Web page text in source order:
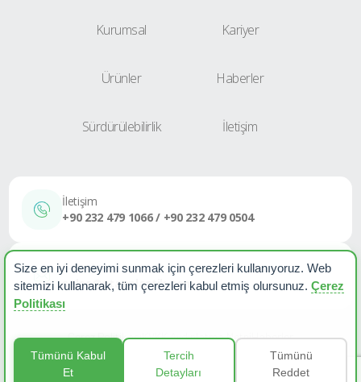
Kurumsal
Ürünler
Sürdürülebilirlik
Kariyer
Haberler
İletişim
İletişim
+90 232 479 1066 / +90 232 479 0504
E-Posta
sales@etapplastik.com
Çerez PolitikasıKVKK Aydınlatma MetniHaberler
Size en iyi deneyimi sunmak için çerezleri kullanıyoruz. Web
sitemizi kullanarak, tüm çerezleri kabul etmiş olursunuz. Çerez
Politikası
Tümünü Kabul
Et
Tercih
Detayları
Tümünü
Reddet